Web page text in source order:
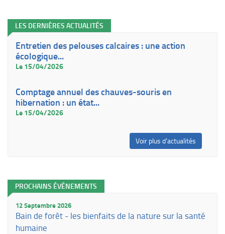
LES DERNIÈRES ACTUALITÉS
Entretien des pelouses calcaires : une action
écologique...
Le 15/04/2026
Comptage annuel des chauves-souris en
hibernation : un état...
Le 15/04/2026
Voir plus d'actualités
PROCHAINS ÉVÉNEMENTS
12 Septembre 2026
Bain de forêt - les bienfaits de la nature sur la santé
humaine